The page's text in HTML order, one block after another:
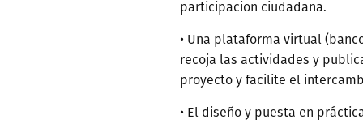
participacion ciudadana.
• Una plataforma virtual
recoja las actividades y
proyecto y facilite el
• El diseño y puesta en